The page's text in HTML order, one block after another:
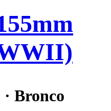
Bronco